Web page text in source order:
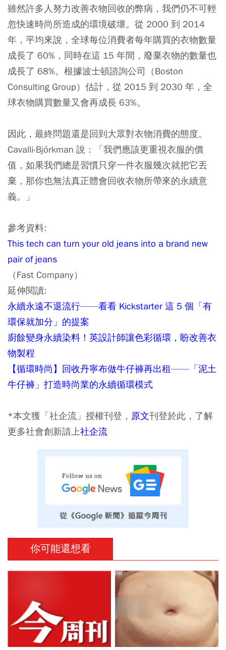
雖然許多人努力改善衣物回收的弊病，我們仍不可輕
忽快速時尚所造成的環境破壞。從 2000 到 2014
年，平均來說，全球每位消費者每年購買的衣物數量
成長了 60%，同時在這 15 年間，廢棄衣物的數量也
成長了 68%。根據波士頓諮詢公司（Boston
Consulting Group）估計，從 2015 到 2030 年，全
球衣物購買數量又會再成長 63%。
因此，最終問題還是回到大眾對衣物消費的態度。
Cavalli-Björkman 說：「我們應該更重視衣服的價
值，如果我們總是習慣只穿一件衣服幾次就把它丟
棄，那你也無法真正體會回收衣物所帶來的永續意
義。」
參考資料:
This tech can turn your old jeans into a brand new
pair of jeans
（Fast Company）
延伸閱讀:
永續永遠不退流行——看看 Kickstarter 這 5 個「有
環保就加分」的提案
廚餘變身永續染料！英設計師讓色彩循環，盼改善衣
物製程
【循環時尚】回收丹寧布做牛仔褲再出租——「泥土
牛仔褲」打造時尚業的永續循環模式
*本文獲「社企流」授權刊登， 原文刊登於此，了解
更多社會創新請上社企流
你可能還想看
PR